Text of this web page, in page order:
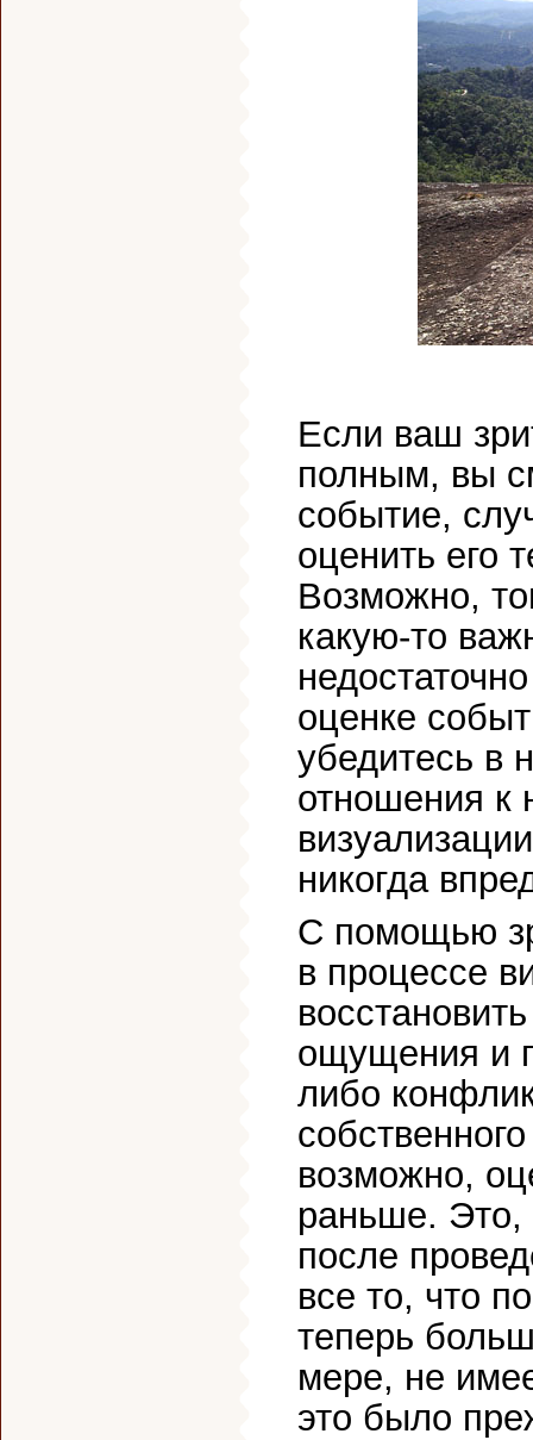
Если ваш
полным, вы
событие,
оценить его
Возможно,
какую-то
оценке
убедитесь в
отношения к
никогда
С помощью
в процессе
ощущения и
либо
возможно,
раньше. Это,
после
все то, что
теперь
мере, не
это было